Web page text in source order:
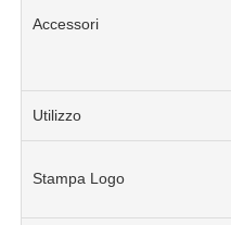
Accessori
Utilizzo
Stampa Logo